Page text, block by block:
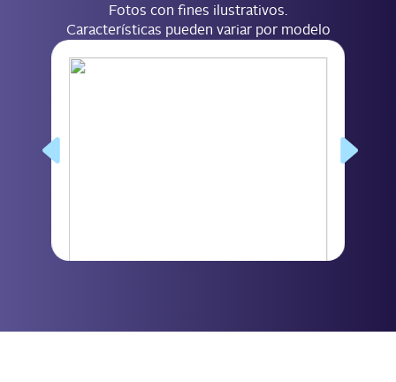
Fotos con fines ilustrativos.
Características pueden variar por modelo